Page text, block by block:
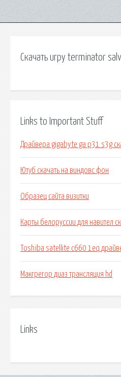
Скачать игру terminator
Links to Important Stuff
Драйвера gigabyte ga p31 s3g
Ютуб скачать на виндовс фон
Образец сайта визитки
Карты белоруссии для навител
Toshiba satellite c660 1eq
Макгрегор диаз трансляция hd
Links